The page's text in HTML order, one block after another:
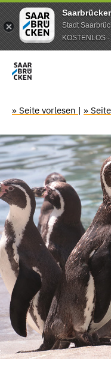
Stadt
KOSTENLOS
» Seite vorlesen | »